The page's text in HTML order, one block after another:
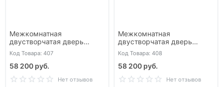
Межкомнатная
двустворчатая дверь
массив ольхи Лондон 2
белая эмаль глухая
Код Товара: 407
58 200 руб.
Нет отзывов
Межкомнатная
двустворчатая дверь
массив ольхи Лондон 2
белая эмаль со стеклом
Код Товара: 408
58 200 руб.
Нет отзывов